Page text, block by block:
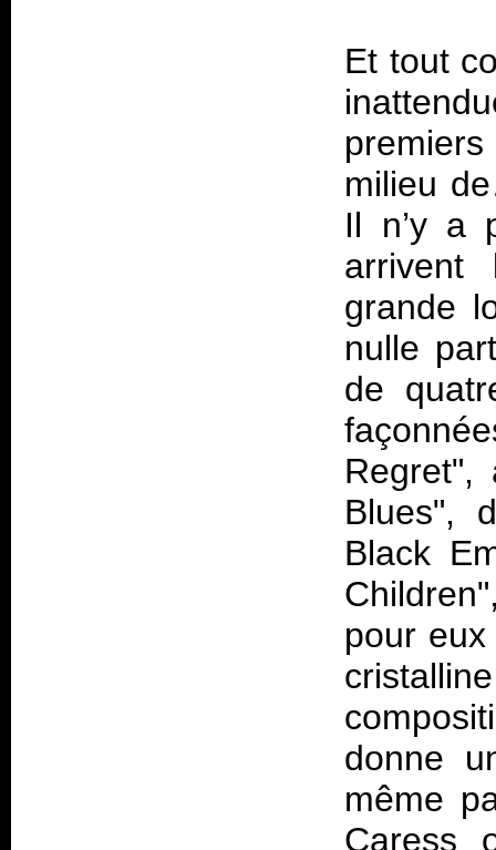
Et tout
milieu
Il n’y a
grande
nulle
de
Blues",
Black
pour
donne
même
Caress